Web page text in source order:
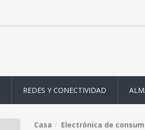
REDES Y CONECTIVIDAD
Casa Electrónica de